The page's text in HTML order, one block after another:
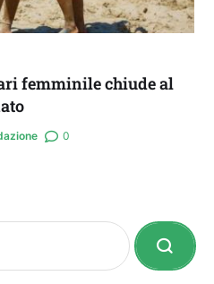
femminile chiude al
0